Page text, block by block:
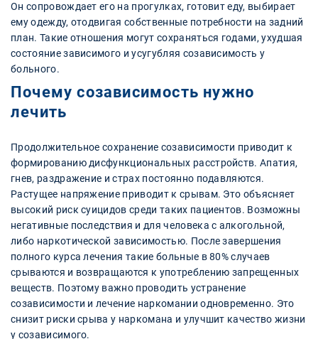
Он сопровождает его на прогулках, готовит еду, выбирает
ему одежду, отодвигая собственные потребности на задний
план. Такие отношения могут сохраняться годами, ухудшая
состояние зависимого и усугубляя созависимость у
больного.
Почему созависимость нужно
лечить
Продолжительное сохранение созависимости приводит к
формированию дисфункциональных расстройств. Апатия,
гнев, раздражение и страх постоянно подавляются.
Растущее напряжение приводит к срывам. Это объясняет
высокий риск суицидов среди таких пациентов. Возможны
негативные последствия и для человека с алкогольной,
либо наркотической зависимостью. После завершения
полного курса лечения такие больные в 80% случаев
срываются и возвращаются к употреблению запрещенных
веществ. Поэтому важно проводить устранение
созависимости и лечение наркомании одновременно. Это
снизит риски срыва у наркомана и улучшит качество жизни
у созависимого.